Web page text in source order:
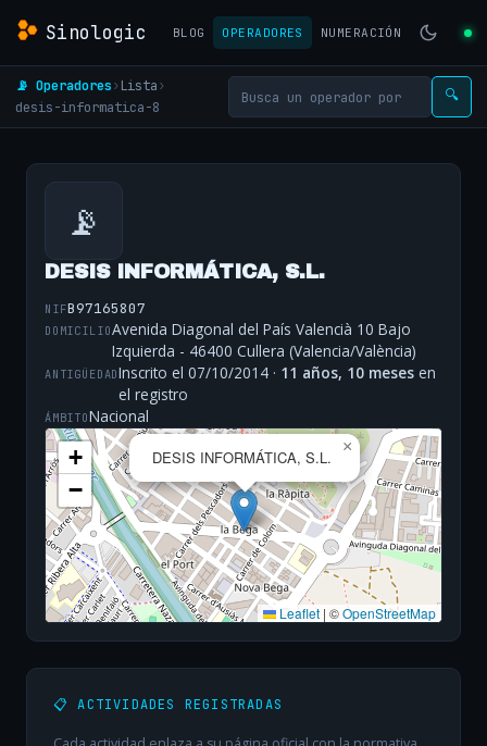
Sinologic BLOG OPERADORES NUMERACIÓN
📡 Operadores› Lista›
desis-informatica-8
🔍
📡
DESIS INFORMÁTICA, S.L.
NIFB97165807
DOMICILIOAvenida Diagonal del País Valencià 10 Bajo
Izquierda - 46400 Cullera (Valencia/València)
ANTIGÜEDADInscrito el 07/10/2014 · 11 años, 10 meses en
el registro
ÁMBITONacional
DESIS INFORMÁTICA, S.L.
×
+
−
Leaflet | ©OpenStreetMap
📋 ACTIVIDADES REGISTRADAS